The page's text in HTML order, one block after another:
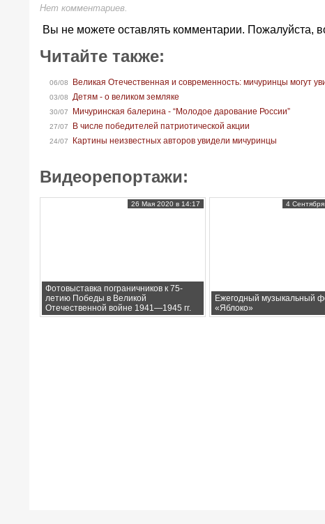
Нет комментариев.
Вы не можете оставлять комментарии. Пожалуйста,
Читайте также:
06/08 Великая Отечественная и современность: мичуринцы могут
03/08 Детям - о великом земляке
30/07 Мичуринская балерина - “Молодое дарование России”
27/07 В числе победителей патриотической акции
24/07 Картины неизвестных авторов увидели мичуринцы
Видеорепортажи:
Фотовыставка пограничников к 75-
летию Победы в Великой
Отечественной войне 1941—1945 гг.
26 Мая 2020 в 14:17
Ежегодный музыкальный
«Яблоко»
4